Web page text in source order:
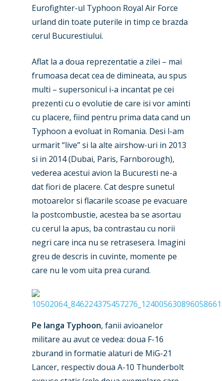
Eurofighter-ul Typhoon Royal Air Force
urland din toate puterile in timp ce brazda
cerul Bucurestiului.
Aflat la a doua reprezentatie a zilei – mai
frumoasa decat cea de dimineata, au spus
multi – supersonicul i-a incantat pe cei
prezenti cu o evolutie de care isi vor aminti
cu placere, fiind pentru prima data cand un
Typhoon a evoluat in Romania. Desi l-am
urmarit “live” si la alte airshow-uri in 2013
si in 2014 (Dubai, Paris, Farnborough),
vederea acestui avion la Bucuresti ne-a
dat fiori de placere. Cat despre sunetul
motoarelor si flacarile scoase pe evacuare
la postcombustie, acestea ba se asortau
cu cerul la apus, ba contrastau cu norii
negri care inca nu se retrasesera. Imagini
greu de descris in cuvinte, momente pe
care nu le vom uita prea curand.
Pe langa Typhoon, fanii avioanelor
militare au avut ce vedea: doua F-16
zburand in formatie alaturi de MiG-21
Lancer, respectiv doua A-10 Thunderbolt